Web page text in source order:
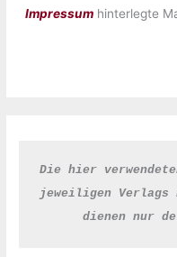
Impressumhinterlegte
Die hier
jeweiligen
dienen nur